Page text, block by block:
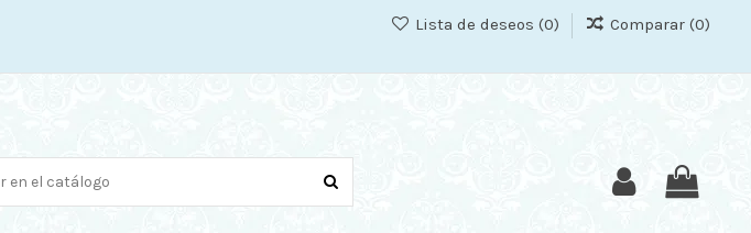
Lista de deseos (0) Comparar (0)